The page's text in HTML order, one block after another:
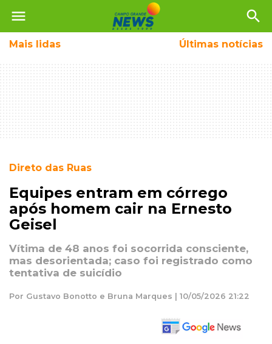
menu search
Mais lidas Últimas notícias
Direto das Ruas
Equipes entram em córrego
após homem cair na Ernesto
Geisel
Vítima de 48 anos foi socorrida consciente,
mas desorientada; caso foi registrado como
tentativa de suicídio
Por Gustavo Bonotto e Bruna Marques | 10/05/2026 21:22